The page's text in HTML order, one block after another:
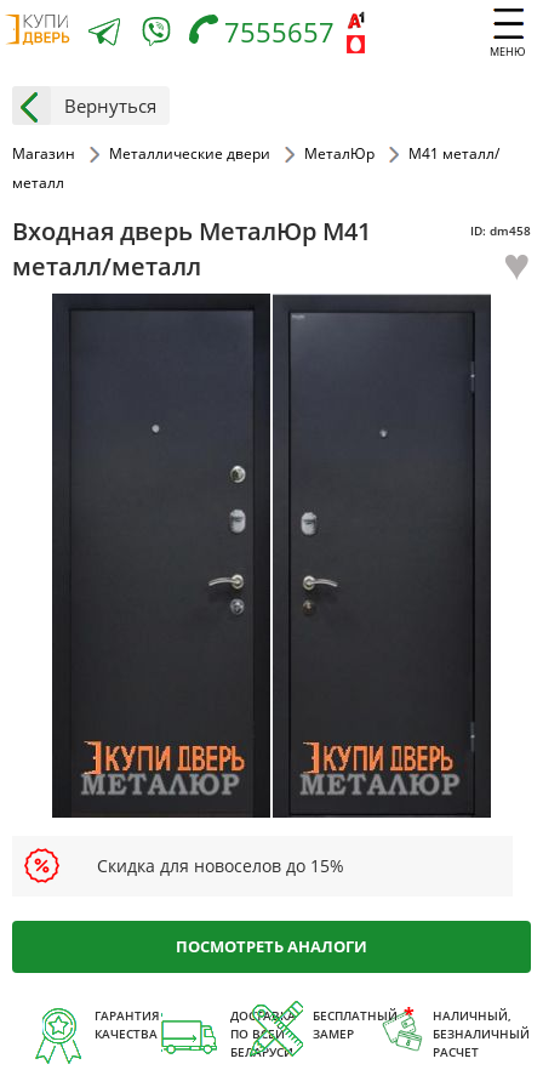
МЕНЮ
7555657
Вернуться
Магазин Металлические двери МеталЮр
М41 металл/
металл
Входная дверь МеталЮр М41
металл/металл
ID: dm458
♥
Скидка для новоселов до 15%
ПОСМОТРЕТЬ АНАЛОГИ
ГАРАНТИЯ
КАЧЕСТВА
ДОСТАВКА
ПО ВСЕЙ
БЕЛАРУСИ
БЕСПЛАТНЫЙ
ЗАМЕР
НАЛИЧНЫЙ,
БЕЗНАЛИЧНЫЙ
РАСЧЕТ